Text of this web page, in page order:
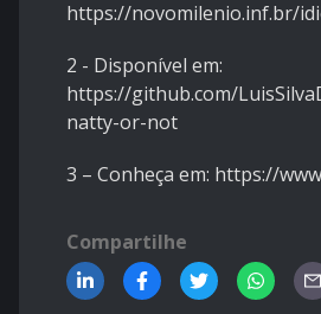
https://novomilenio.inf.br/
2 - Disponível em:
https://github.com/
natty-or-not
3 – Conheça em: https://
Compartilhe